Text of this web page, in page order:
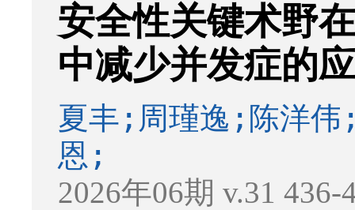
安全性关键术野
中减少并发症的
夏丰;周瑾逸;陈洋
恩;
2026年06期 v.31